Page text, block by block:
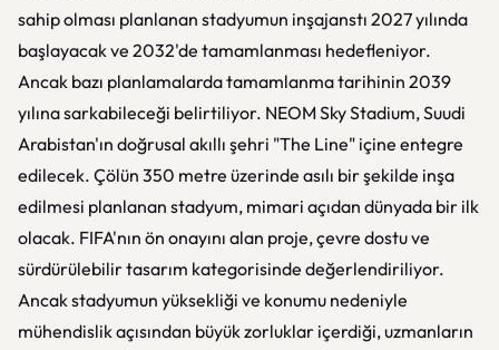
sahip olması planlanan stadyumun inşajanstı 2027 yılında
başlayacak ve 2032'de tamamlanması hedefleniyor.
Ancak bazı planlamalarda tamamlanma tarihinin 2039
yılına sarkabileceği belirtiliyor. NEOM Sky Stadium, Suudi
Arabistan'ın doğrusal akıllı şehri "The Line" içine entegre
edilecek. Çölün 350 metre üzerinde asılı bir şekilde inşa
edilmesi planlanan stadyum, mimari açıdan dünyada bir ilk
olacak. FIFA'nın ön onayını alan proje, çevre dostu ve
sürdürülebilir tasarım kategorisinde değerlendiriliyor.
Ancak stadyumun yüksekliği ve konumu nedeniyle
mühendislik açısından büyük zorluklar içerdiği, uzmanların